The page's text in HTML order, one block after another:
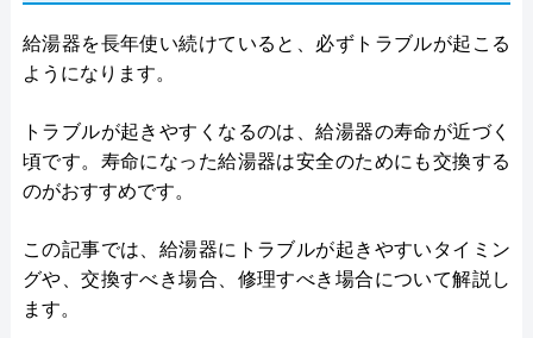
給湯器を長年使い続けていると、必ずトラブルが起こる
ようになります。
トラブルが起きやすくなるのは、給湯器の寿命が近づく
頃です。寿命になった給湯器は安全のためにも交換する
のがおすすめです。
この記事では、給湯器にトラブルが起きやすいタイミン
グや、交換すべき場合、修理すべき場合について解説し
ます。